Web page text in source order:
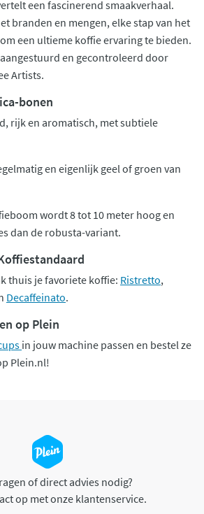
een fascinerend smaakverhaal.
branden en mengen, elke stap van het
een ultieme koffie ervaring te bieden.
en gecontroleerd door
Artists.
bonen
rijk en aromatisch, met subtiele
en eigenlijk geel of groen van
wordt 8 tot 10 meter hoog en
dan de robusta-variant.
thuis je favoriete koffie: Ristretto,
Decaffeinato.
op Plein
in jouw machine passen en bestel ze
Plein.nl!
of direct advies nodig?
op met onze klantenservice.